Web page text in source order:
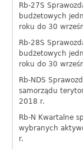
Rb-27S
budżetowych
roku do 30
Rb-28S
budżetowych
roku do 30
Rb-NDS
samorządu
2018 r.
Rb-N Kwartalne
wybranych
r.